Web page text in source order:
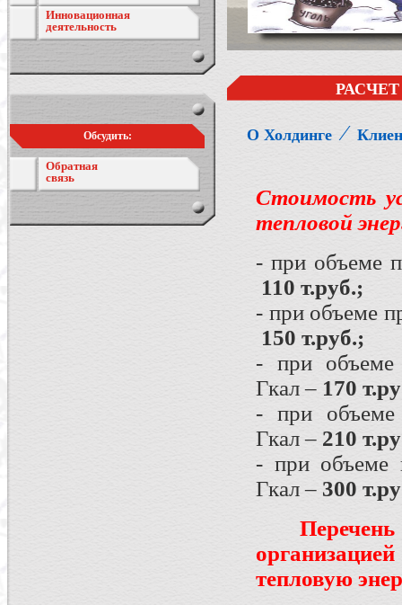
Инновационная
деятельность
Обсудить:
Обратная
связь
О Холдинге ⁄
Стоимость
тепловой
- при объеме
110 т.руб.;
- при объеме
150 т.руб.;
- при
Гкал – 170
- при объеме
Гкал – 210
- при объеме
Гкал – 300
тепловую